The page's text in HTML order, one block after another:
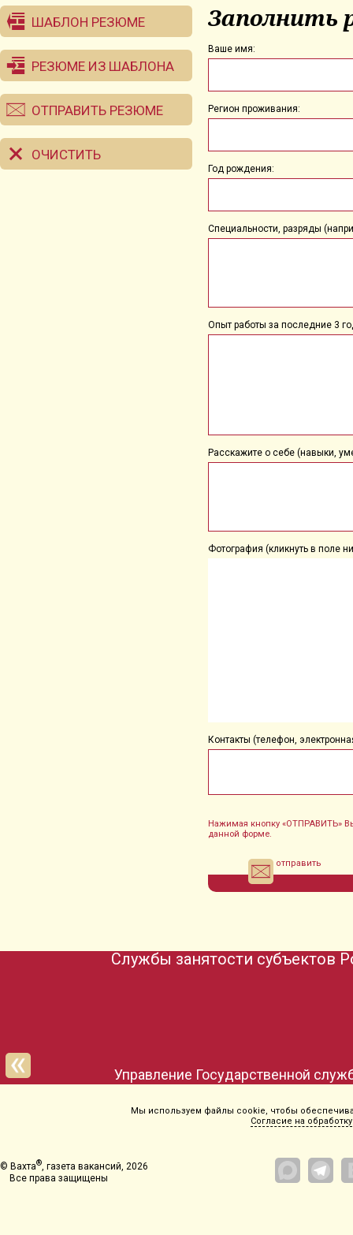
ШАБЛОН РЕЗЮМЕ
РЕЗЮМЕ ИЗ ШАБЛОНА
ОТПРАВИТЬ РЕЗЮМЕ
ОЧИСТИТЬ
Заполнить
Ваше имя:
Регион проживания:
Год рождения:
Специальности, разряды
Опыт работы за последние 3
Расскажите о себе (навыки,
Фотография (кликнуть в поле
Контакты (телефон,
Нажимая кнопку «ОТПРАВИТЬ»
данной форме.
отправить
Управление Государственной
Службы занятости субъектов
Мы используем файлы cookie, чтобы
Согласие на обработку
© Вахта® , газета вакансий, 2026
Все права защищены